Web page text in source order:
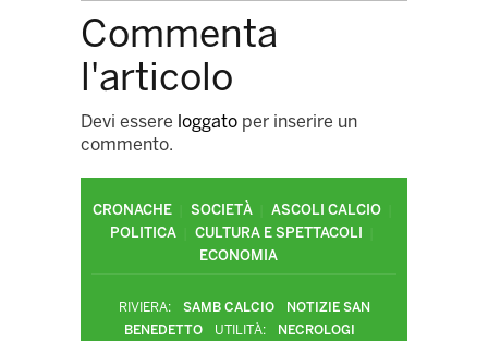
Commenta
l'articolo
Devi essere loggato per inserire un
commento.
CRONACHE SOCIETÀ
ASCOLI CALCIO
POLITICA
CULTURA E SPETTACOLI
ECONOMIA
RIVIERA: SAMB CALCIO
NOTIZIE SAN
BENEDETTO
UTILITÀ: NECROLOGI